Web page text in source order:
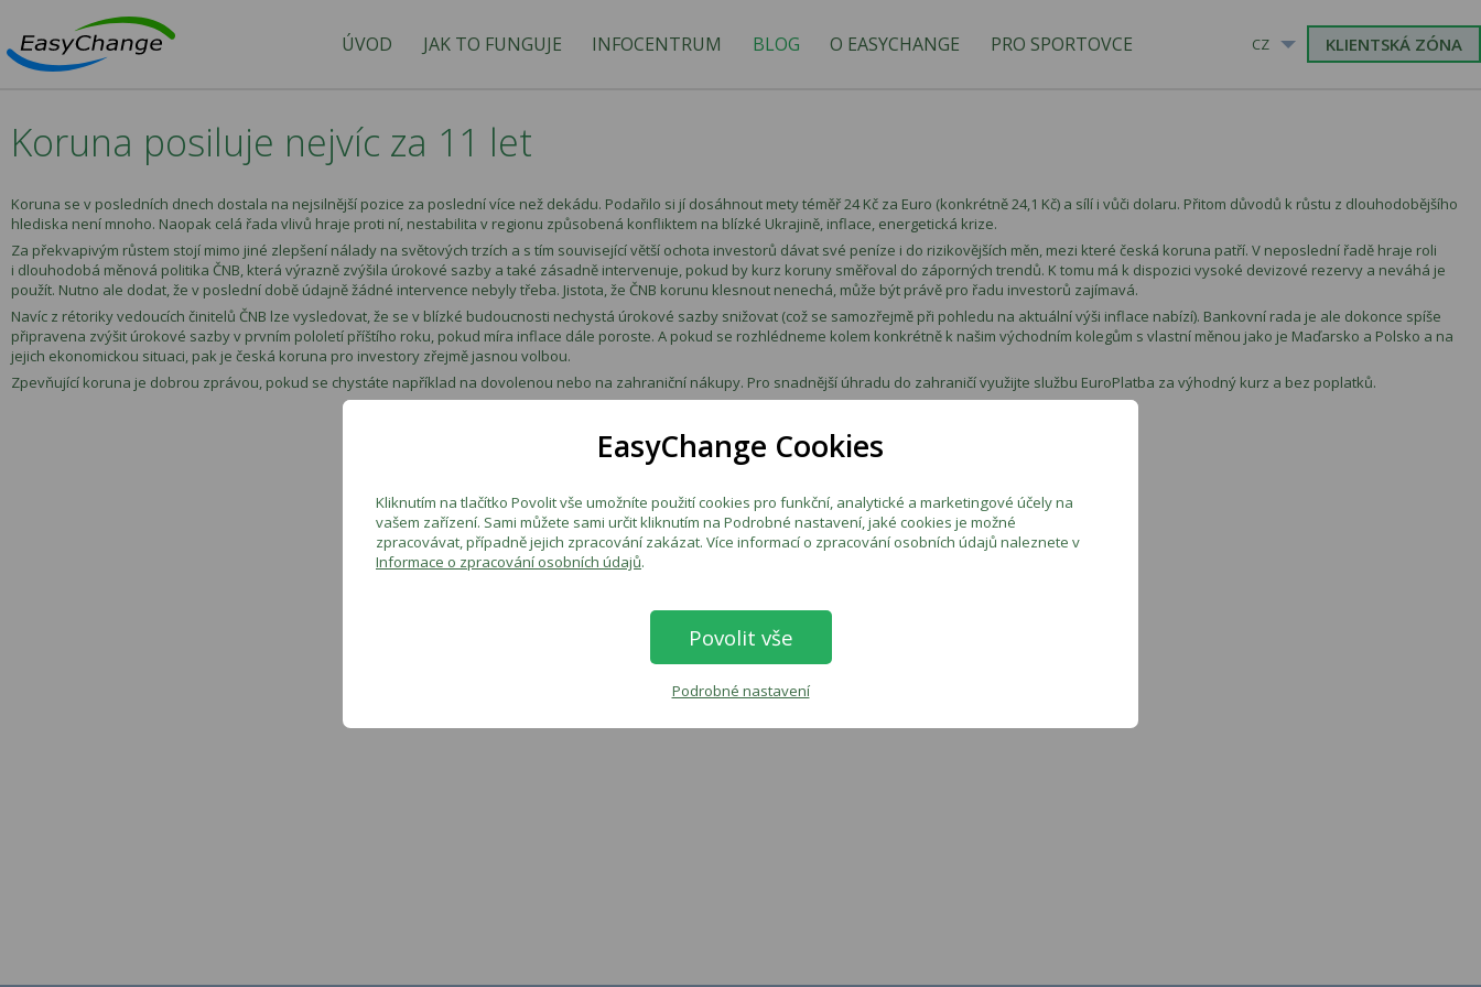
ÚVOD JAK TO FUNGUJE INFOCENTRUM BLOG O EASYCHANGE PRO SPORTOVCE CZ KLIENTSKÁ ZÓNA
Koruna posiluje nejvíc za 11 let
Koruna se v posledních dnech dostala na nejsilnější pozice za poslední více než dekádu. Podařilo si jí dosáhnout mety téměř 24 Kč za Euro (konkrétně 24,1 Kč) a sílí i vůči dolaru. Přitom důvodů k růstu z dlouhodobějšího
hlediska není mnoho. Naopak celá řada vlivů hraje proti ní, nestabilita v regionu způsobená konfliktem na blízké Ukrajině, inflace, energetická krize.
Za překvapivým růstem stojí mimo jiné zlepšení nálady na světových trzích a s tím související větší ochota investorů dávat své peníze i do rizikovějších měn, mezi které česká koruna patří. V neposlední řadě hraje roli
i dlouhodobá měnová politika ČNB, která výrazně zvýšila úrokové sazby a také zásadně intervenuje, pokud by kurz koruny směřoval do záporných trendů. K tomu má k dispozici vysoké devizové rezervy a neváhá je
použít. Nutno ale dodat, že v poslední době údajně žádné intervence nebyly třeba. Jistota, že ČNB korunu klesnout nenechá, může být právě pro řadu investorů zajímavá.
Navíc z rétoriky vedoucích činitelů ČNB lze vysledovat, že se v blízké budoucnosti nechystá úrokové sazby snižovat (což se samozřejmě při pohledu na aktuální výši inflace nabízí). Bankovní rada je ale dokonce spíše
připravena zvýšit úrokové sazby v prvním pololetí příštího roku, pokud míra inflace dále poroste. A pokud se rozhlédneme kolem konkrétně k našim východním kolegům s vlastní měnou jako je Maďarsko a Polsko a na
jejich ekonomickou situaci, pak je česká koruna pro investory zřejmě jasnou volbou.
Zpevňující koruna je dobrou zprávou, pokud se chystáte například na dovolenou nebo na zahraniční nákupy. Pro snadnější úhradu do zahraničí využijte službu EuroPlatba za výhodný kurz a bez poplatků.
EasyChange Cookies
Kliknutím na tlačítko Povolit vše umožníte použití cookies pro funkční, analytické a marketingové účely na
vašem zařízení. Sami můžete sami určit kliknutím na Podrobné nastavení, jaké cookies je možné
zpracovávat, případně jejich zpracování zakázat. Více informací o zpracování osobních údajů naleznete v
Informace o zpracování osobních údajů.
Povolit vše
Podrobné nastavení